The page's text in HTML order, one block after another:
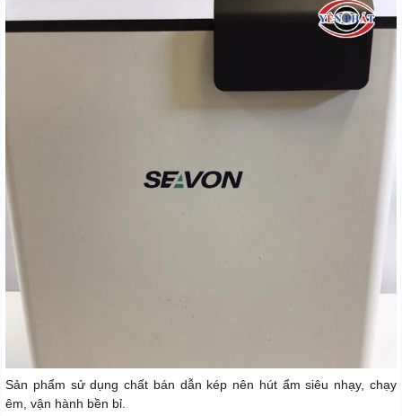
Sản phẩm sử dụng chất bán dẫn kép nên hút ẩm siêu nhạy, chạy
êm, vận hành bền bỉ.